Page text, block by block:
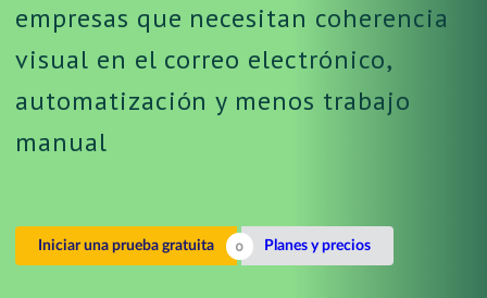
empresas que necesitan coherencia
visual en el correo electrónico,
automatización y menos trabajo
manual
Iniciar una prueba gratuita Planes y precios